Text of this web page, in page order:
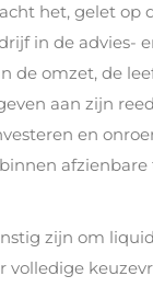
het, gelet op
in de advies-
de omzet, de
aan zijn
en
zijn om
volledige